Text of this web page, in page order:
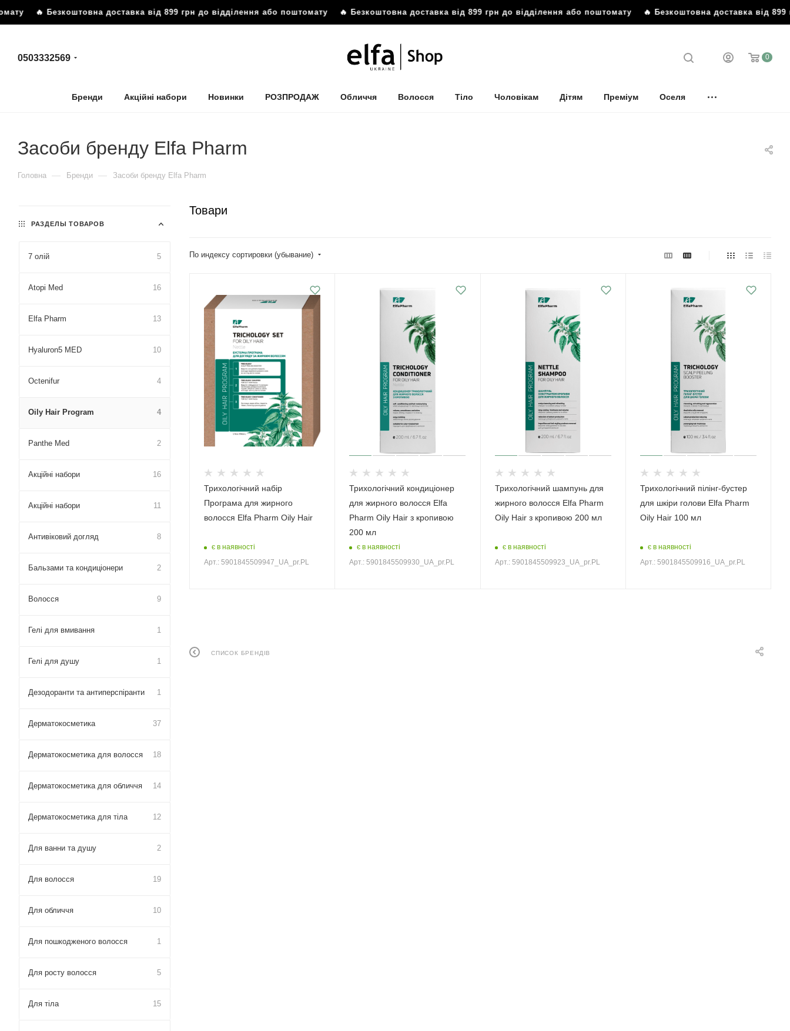
🔥 Безкоштовна доставка від 899 грн до відділення або поштомату🔥 Безкоштовна доставка від 899 грн до відділення або поштомату🔥 Безкоштовна доставка від 899 грн
0503332569 0
Бренди Акційні набори Новинки РОЗПРОДАЖ Обличчя Волосся Тіло Чоловікам Дітям Преміум Оселя
Засоби бренду Elfa Pharm
Головна — Бренди — Засоби бренду Elfa Pharm
Товари
По индексу сортировки (убывание)
Трихологічний набір
Програма для жирного
волосся Elfa Pharm Oily Hair
є в наявності
Арт.: 5901845509947_UA_pr.PL
Трихологічний кондиціонер
для жирного волосся Elfa
Pharm Oily Hair з кропивою
200 мл
є в наявності
Арт.: 5901845509930_UA_pr.PL
Трихологічний шампунь для
жирного волосся Elfa Pharm
Oily Hair з кропивою 200 мл
є в наявності
Арт.: 5901845509923_UA_pr.PL
Трихологічний пілінг-бустер
для шкіри голови Elfa Pharm
Oily Hair 100 мл
є в наявності
Арт.: 5901845509916_UA_pr.PL
СПИСОК БРЕНДІВ
РАЗДЕЛЫ ТОВАРОВ
7 олій 5
Atopi Med 16
Elfa Pharm 13
Hyaluron5 MED 10
Octenifur 4
Oily Hair Program 4
Panthe Med 2
Акційні набори 16
Акційні набори 11
Антивіковий догляд 8
Бальзами та кондиціонери 2
Волосся 9
Гелі для вмивання 1
Гелі для душу 1
Дезодоранти та антиперспіранти 1
Дерматокосметика 37
Дерматокосметика для волосся 18
Дерматокосметика для обличчя 14
Дерматокосметика для тіла 12
Для ванни та душу 2
Для волосся 19
Для обличчя 10
Для пошкодженого волосся 1
Для росту волосся 5
Для тіла 15